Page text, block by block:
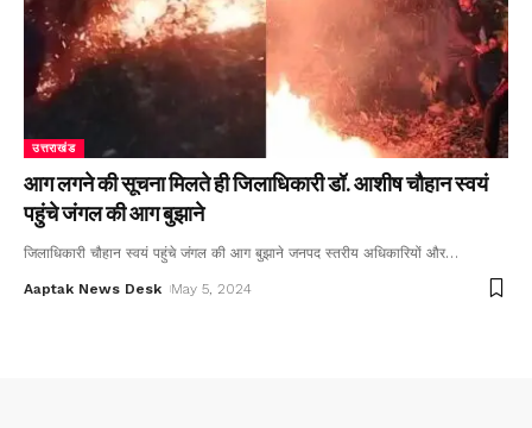
उत्तराखंड
आग लगने की सूचना मिलते ही जिलाधिकारी डॉ. आशीष चौहान स्वयं
पहुंचे जंगल की आग बुझाने
जिलाधिकारी चौहान स्वयं पहुंचे जंगल की आग बुझाने जनपद स्तरीय अधिकारियों और…
Aaptak News Desk May 5, 2024